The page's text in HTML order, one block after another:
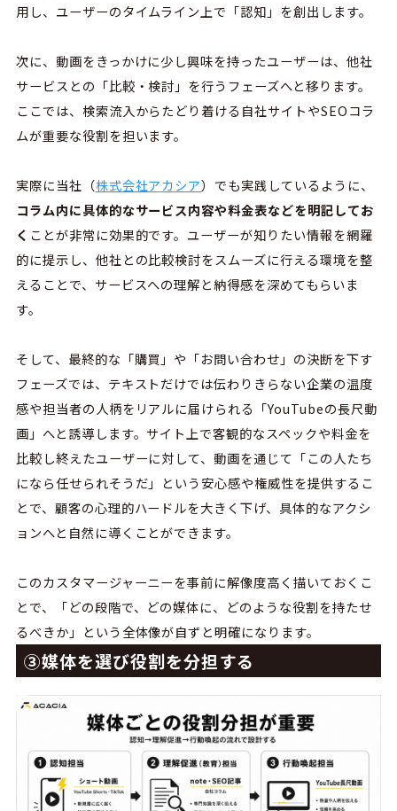
用し、ユーザーのタイムライン上で「認知」を創出します。
次に、動画をきっかけに少し興味を持ったユーザーは、他社
サービスとの「比較・検討」を行うフェーズへと移ります。
ここでは、検索流入からたどり着ける自社サイトやSEOコラ
ムが重要な役割を担います。
実際に当社（株式会社アカシア）でも実践しているように、
コラム内に具体的なサービス内容や料金表などを明記してお
く ことが非常に効果的です。ユーザーが知りたい情報を網羅
的に提示し、他社との比較検討をスムーズに行える環境を整
えることで、サービスへの理解と納得感を深めてもらいま
す。
そして、最終的な「購買」や「お問い合わせ」の決断を下す
フェーズでは、テキストだけでは伝わりきらない企業の温度
感や担当者の人柄をリアルに届けられる「YouTubeの長尺動
画」へと誘導します。サイト上で客観的なスペックや料金を
比較し終えたユーザーに対して、動画を通じて「この人たち
になら任せられそうだ」という安心感や権威性を提供するこ
とで、顧客の心理的ハードルを大きく下げ、具体的なアクシ
ョンへと自然に導くことができます。
このカスタマージャーニーを事前に解像度高く描いておくこ
とで、「どの段階で、どの媒体に、どのような役割を持たせ
るべきか」という全体像が自ずと明確になります。
③媒体を選び役割を分担する